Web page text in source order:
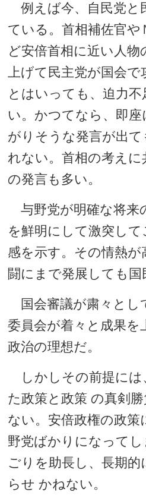
例えば今、自民党と
ている。首相補佐官や
ど安倍首相に近い人物
上げて民主党が国会で
とはいっても、迫力
い。かつてなら、即
がりそうな発言が出て
れない。首相の考えに
の発言も多い。
与野党が明確な将来
を鮮明にして激突し
感を示す。その情熱
闘にまで発展しても国
国会審議が粛々とし
委員会が着々と成果を
政治の理想だ。
しかしその前提には
た政策と政策 の真剣
ない。安倍政権の政策
野党ばかりになって
ごりを助長し、長期的
らせ かねない。